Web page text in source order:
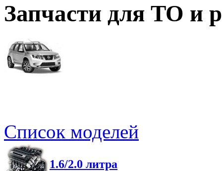
Запчасти для ТО и
Список моделей
1.6/2.0 литра